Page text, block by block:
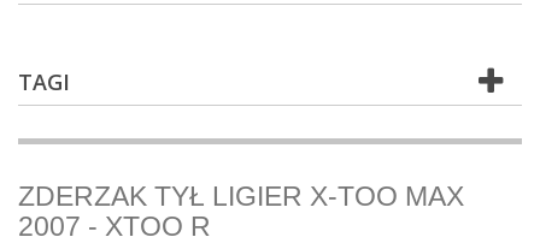
TAGI
ZDERZAK TYŁ LIGIER X-TOO MAX
2007 - XTOO R